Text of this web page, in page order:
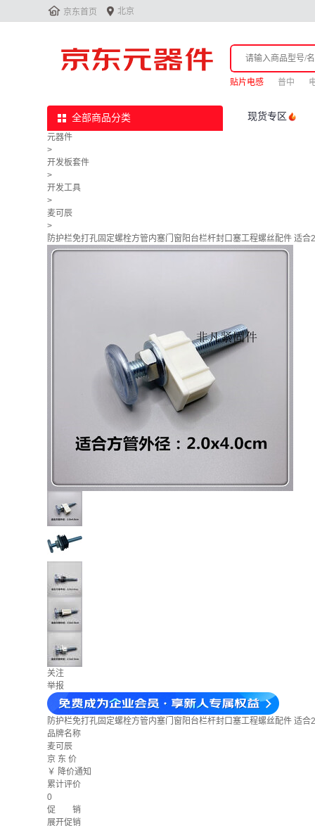
 京东首页  北京
贴片电感 普中
全部商品分类 现货专区
元器件
>
开发板套件
>
开发工具
>
麦可辰
>
防护栏免打孔固定螺栓方管内塞门窗阳台栏杆封口塞工程螺丝配件 适合
关注
举报
防护栏免打孔固定螺栓方管内塞门窗阳台栏杆封口塞工程螺丝配件 适合
品牌名称
麦可辰
京 东 价
￥ 降价通知
累计评价
0
促 销
展开促销